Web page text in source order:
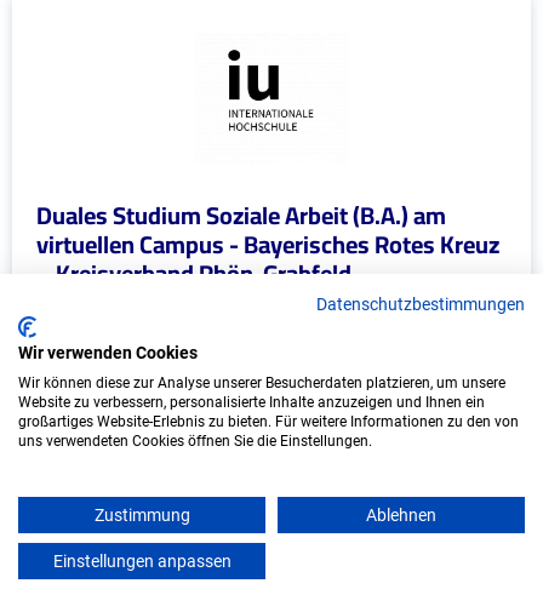
Duales Studium Soziale Arbeit (B.A.) am
virtuellen Campus - Bayerisches Rotes Kreuz
– Kreisverband Rhön-Grabfeld
Bayerisches Rotes Kreuz – Kreisverband Rhön-
Grabfeld
In Kooperation mit IU Duales Studium (Internationale
Hochschule)
Start: Oktober 2026
Freie Plätze: 1
Datenschutzbestimmungen
Wir verwenden Cookies
Wir können diese zur Analyse unserer Besucherdaten platzieren, um unsere
Website zu verbessern, personalisierte Inhalte anzuzeigen und Ihnen ein
großartiges Website-Erlebnis zu bieten. Für weitere Informationen zu den von
uns verwendeten Cookies öffnen Sie die Einstellungen.
Zustimmung Ablehnen
Einstellungen anpassen